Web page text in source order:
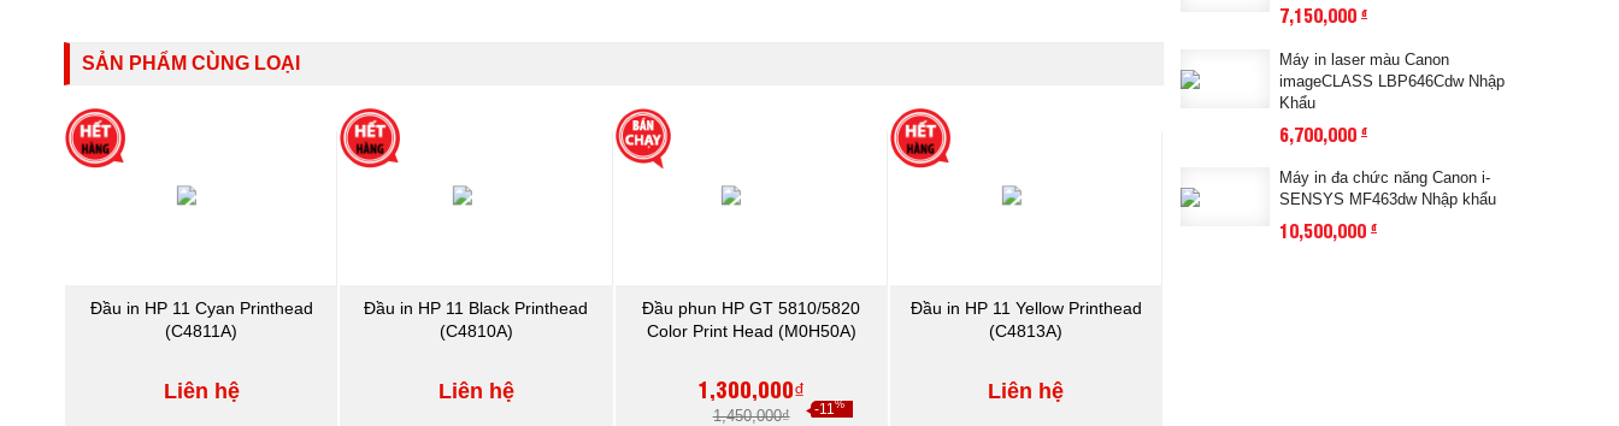
SẢN PHẨM CÙNG LOẠI
Đầu in HP 11 Cyan Printhead
(C4811A)
Liên hệ
Đầu in HP 11 Black Printhead
(C4810A)
Liên hệ
Đầu phun HP GT 5810/5820
Color Print Head (M0H50A)
1,300,000₫
1,450,000₫ -11%
Đầu in HP 11 Yellow Printhead
(C4813A)
Liên hệ
7,150,000 đ
Máy in laser màu Canon
imageCLASS LBP646Cdw Nhập
Khẩu
6,700,000 đ
Máy in đa chức năng Canon i-
SENSYS MF463dw Nhập khẩu
10,500,000 đ